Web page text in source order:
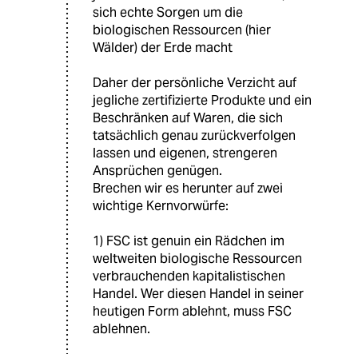
sich echte Sorgen um die
biologischen Ressourcen (hier
Wälder) der Erde macht
Daher der persönliche Verzicht auf
jegliche zertifizierte Produkte und ein
Beschränken auf Waren, die sich
tatsächlich genau zurückverfolgen
lassen und eigenen, strengeren
Ansprüchen genügen.
Brechen wir es herunter auf zwei
wichtige Kernvorwürfe:
1) FSC ist genuin ein Rädchen im
weltweiten biologische Ressourcen
verbrauchenden kapitalistischen
Handel. Wer diesen Handel in seiner
heutigen Form ablehnt, muss FSC
ablehnen.